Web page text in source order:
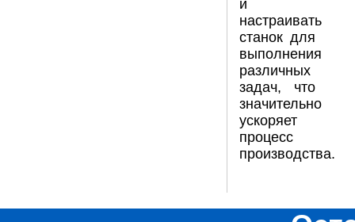
и
настраивать
станок для
выполнения
различных
задач, что
значительно
ускоряет
процесс
производства.